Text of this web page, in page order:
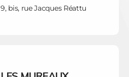
9, bis, rue Jacques Réattu